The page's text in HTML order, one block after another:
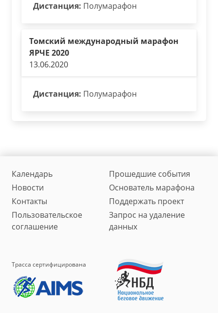
Дистанция: Полумарафон
Томский международный марафон
ЯРЧЕ 2020
13.06.2020
Дистанция: Полумарафон
Календарь
Прошедшие события
Новости
Основатель марафона
Контакты
Поддержать проект
Пользовательское
соглашение
Запрос на удаление
данных
Трасса сертифицирована